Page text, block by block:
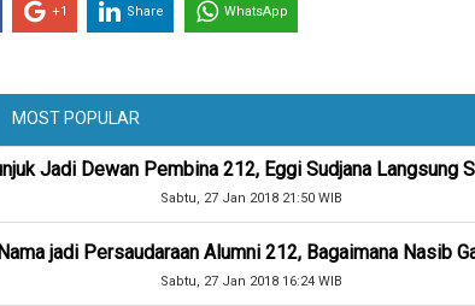
+1 Share WhatsApp
MOST POPULAR
Jadi Dewan Pembina 212, Eggi Sudjana Langsung
Sabtu, 27 Jan 2018 21:50 WIB
jadi Persaudaraan Alumni 212, Bagaimana Nasib
Sabtu, 27 Jan 2018 16:24 WIB